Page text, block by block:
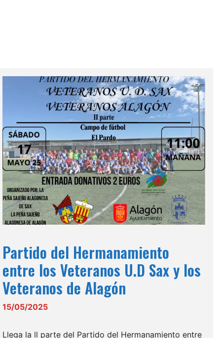
Partido del Hermanamiento
entre los Veteranos U.D Sax y los
Veteranos de Alagón
15/05/2025
Llega la ll parte del Partido del Hermanamiento entre